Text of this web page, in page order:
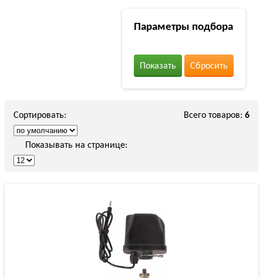
Параметры подбора
Показать Сбросить
Всего товаров: 6
Сортировать:
Показывать на странице: